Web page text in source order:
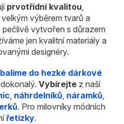
prvotřídní kvalitou,
výběrem tvarů a
vytvořen s důrazem
jen kvalitní materiály a
designéry.
do hezké dárkové
Vybírejte z naší
, náhrdelníků, náramků,
. Pro milovníky módních
řetízky.